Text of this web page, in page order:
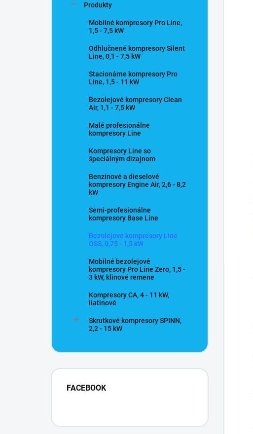
Produkty
Mobilné kompresory Pro Line,
1,5 - 7,5 kW
Odhlučnené kompresory Silent
Line, 0,1 - 7,5 kW
Stacionárne kompresory Pro
Line, 1,5 - 11 kW
Bezolejové kompresory Clean
Air, 1,1 - 7,5 kW
Malé profesionálne
kompresory Line
Kompresory Line so
špeciálným dizajnom
Benzínové a dieselové
kompresory Engine Air, 2,6 - 8,2
kW
Semi-profesionálne
kompresory Base Line
Bezolejové kompresory Line
OSS, 0,75 - 1,5 kW
Mobilné bezolejové
kompresory Pro Line Zero, 1,5 -
3 kW, klinové remene
Kompresory CA, 4 - 11 kW,
liatinové
Skrutkové kompresory SPINN,
2,2 - 15 kW
FACEBOOK